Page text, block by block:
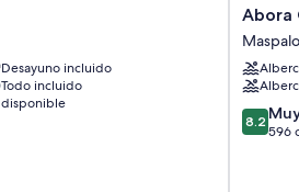
Desayuno incluido
Todo incluido
disponible
Abora
Catarina
by
Lopesan
Hotels
-
All
Abora
8.2
de
8.2
596